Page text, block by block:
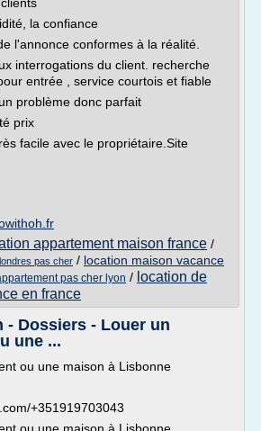
la confiance
l'annonce conformes à la réalité.
interrogations du client. recherche
entrée , service courtois et fiable
problème donc parfait
prix
facile avec le propriétaire.Site
appartement maison france /
pas cher / location maison vacance
pas cher lyon / location de
en france
- Dossiers - Louer un
une ...
ou une maison à Lisbonne
+351919703043